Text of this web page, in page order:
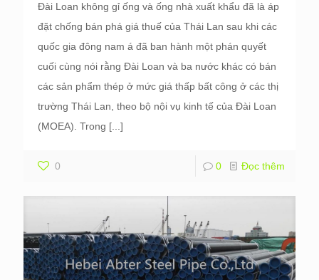
Đài Loan không gỉ ống và ống nhà xuất khẩu đã là áp
đặt chống bán phá giá thuế của Thái Lan sau khi các
quốc gia đông nam á đã ban hành một phán quyết
cuối cùng nói rằng Đài Loan và ba nước khác có bán
các sản phẩm thép ở mức giá thấp bất công ở các thị
trường Thái Lan, theo bộ nội vụ kinh tế của Đài Loan
(MOEA). Trong [...]
0 0 Đọc thêm